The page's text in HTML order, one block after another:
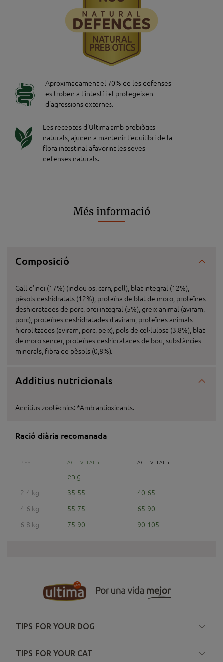
Aproximadament el 70% de les defenses
es troben a l'intestí i el protegeixen
d'agressions externes.
Les receptes d'Ultima amb prebiòtics
naturals, ajuden a mantenir l'equilibri de la
flora intestinal afavorint les seves
defenses naturals.
Més informació
Composició
Gall d'indi (17%) (inclou os, carn, pell), blat integral (12%),
pèsols deshidratats (12%), proteïna de blat de moro, proteïnes
deshidratades de porc, ordi integral (5%), greix animal (aviram,
porc), proteïnes deshidratades d'aviram, proteïnes animals
hidrolitzades (aviram, porc, peix), pols de cel·lulosa (3,8%), blat
de moro sencer, proteïnes deshidratades de bou, substàncies
minerals, fibra de pèsols (0,8%).
Additius nutricionals
Additius zootècnics: *Amb antioxidants.
Ració diària recomanada
PES ACTIVITAT + ACTIVITAT ++
en g
2-4 kg
35-55
40-65
4-6 kg
55-75
65-90
6-8 kg
75-90 90-105
TIPS FOR YOUR DOG
TIPS FOR YOUR CAT